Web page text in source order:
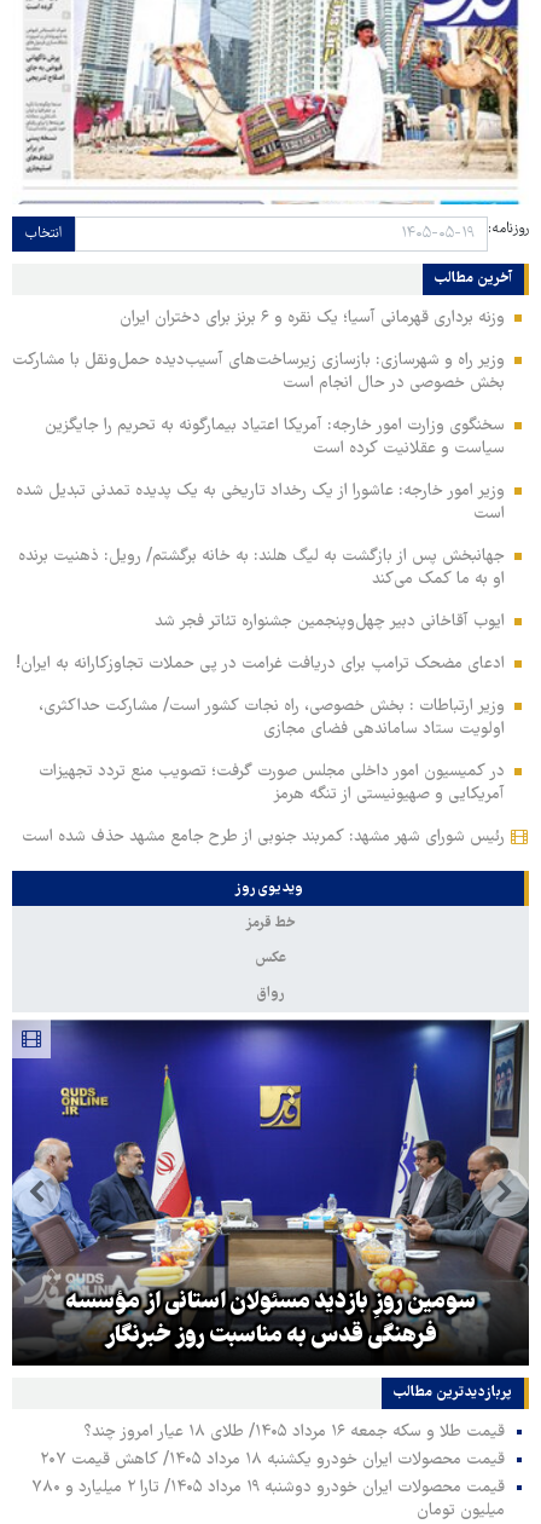
روزنامه: انتخاب
آخرین مطالب
وزنه برداری قهرمانی آسیا؛ یک نقره و ۶ برنز برای دختران ایران
وزیر راه و شهرسازی: بازسازی زیرساخت‌های آسیب‌دیده حمل‌ونقل با مشارکت
بخش خصوصی در حال انجام است
سخنگوی وزارت امور خارجه: آمریکا اعتیاد بیمارگونه به تحریم را جایگزین
سیاست و عقلانیت کرده است
وزیر امور خارجه: عاشورا از یک رخداد تاریخی به یک پدیده تمدنی تبدیل شده
است
جهانبخش پس از بازگشت به لیگ هلند: به خانه برگشتم/ رویل: ذهنیت برنده
او به ما کمک می‌کند
ایوب آقاخانی دبیر چهل‌وپنجمین جشنواره تئاتر فجر شد
ادعای مضحک ترامپ برای دریافت غرامت در پی حملات تجاوزکارانه به ایران!
وزیر ارتباطات : بخش خصوصی، راه نجات کشور است/ مشارکت حداکثری،
اولویت ستاد ساماندهی فضای مجازی
در کمیسیون امور داخلی مجلس صورت گرفت؛ تصویب منع تردد تجهیزات
آمریکایی و صهیونیستی از تنگه هرمز
رئیس شورای شهر مشهد: کمربند جنوبی از طرح جامع مشهد حذف شده است
ویدیوی روز
خط قرمز
عکس
رواق
سومین روزِ بازدید مسئولان استانی از مؤسسه
فرهنگی قدس به مناسبت روز خبرنگار
پربازدیدترین‌ مطالب
قیمت طلا و سکه جمعه ۱۶ مرداد ۱۴۰۵/ طلای ۱۸ عیار امروز چند؟
قیمت محصولات ایران خودرو یکشنبه ۱۸ مرداد ۱۴۰۵/ کاهش قیمت ۲۰۷
قیمت محصولات ایران خودرو دوشنبه ۱۹ مرداد ۱۴۰۵/ تارا ۲ میلیارد و ۷۸۰
میلیون تومان